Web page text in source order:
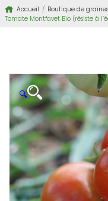
Accueil / Boutique de
Tomate Montfavet Bio (résiste à
🔍